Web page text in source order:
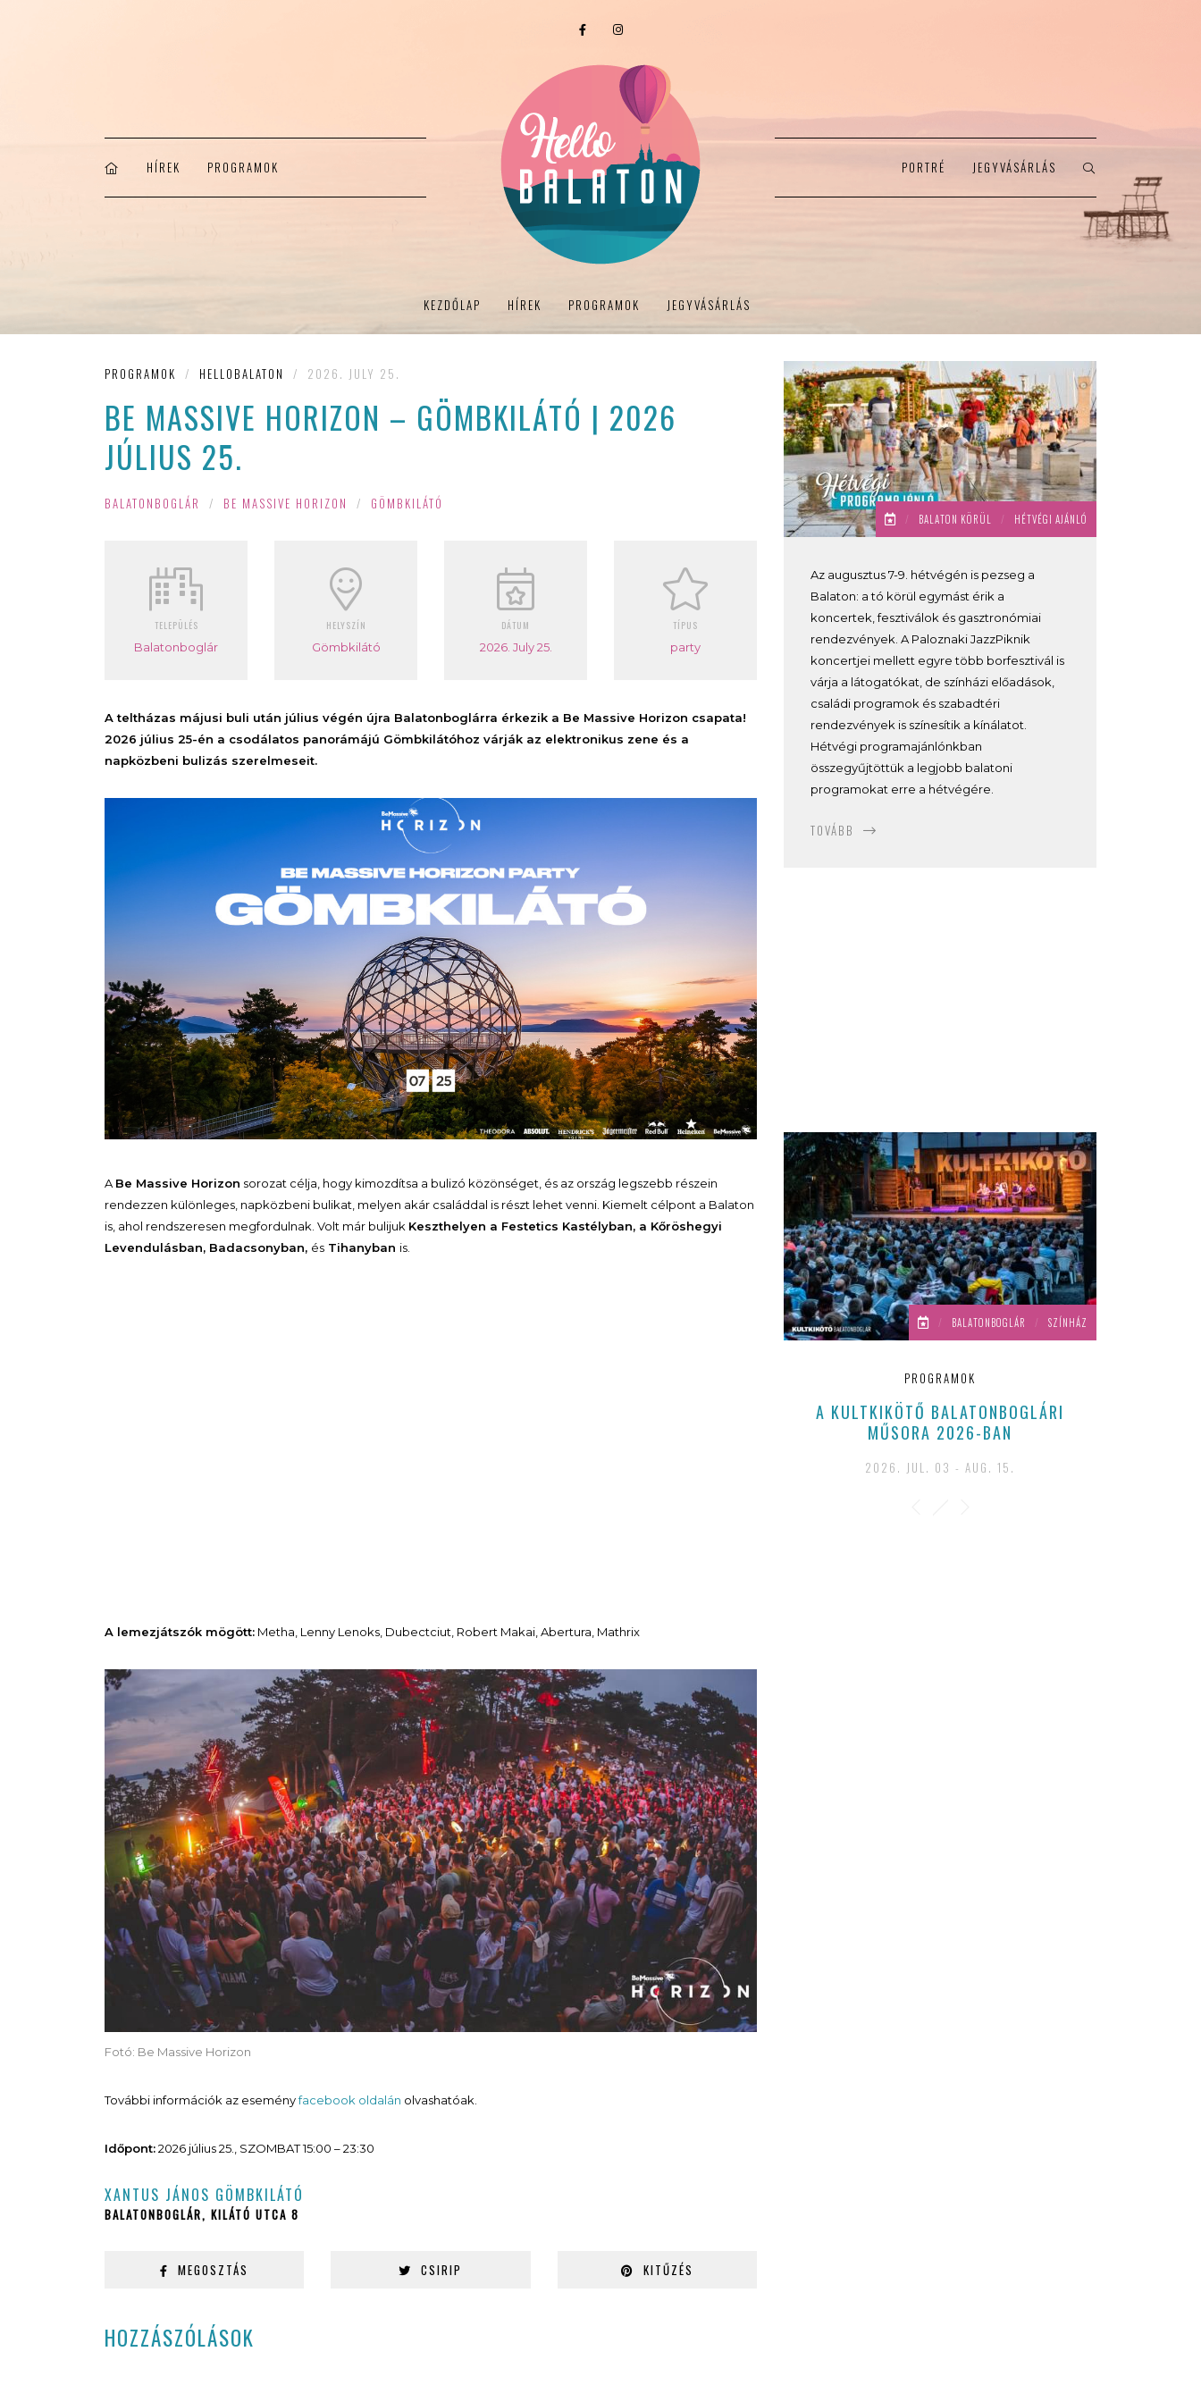
HÍREK PROGRAMOK PORTRÉ JEGYVÁSÁRLÁS
KEZDŐLAP HÍREK PROGRAMOK JEGYVÁSÁRLÁS
PROGRAMOK / HELLOBALATON / 2026. JULY 25.
BE MASSIVE HORIZON – GÖMBKILÁTÓ | 2026
JÚLIUS 25.
BALATONBOGLÁR / BE MASSIVE HORIZON / GÖMBKILÁTÓ
TELEPÜLÉS
Balatonboglár
HELYSZÍN
Gömbkilátó
DÁTUM
2026. July 25.
TÍPUS
party
A teltházas májusi buli után július végén újra Balatonboglárra érkezik a Be Massive Horizon csapata!
2026 július 25-én a csodálatos panorámájú Gömbkilátóhoz várják az elektronikus zene és a
napközbeni bulizás szerelmeseit.
A Be Massive Horizon sorozat célja, hogy kimozdítsa a bulizó közönséget, és az ország legszebb részein
rendezzen különleges, napközbeni bulikat, melyen akár családdal is részt lehet venni. Kiemelt célpont a Balaton
is, ahol rendszeresen megfordulnak. Volt már bulijuk Keszthelyen a Festetics Kastélyban, a Kőröshegyi
Levendulásban, Badacsonyban, és Tihanyban is.
A lemezjátszók mögött: Metha, Lenny Lenoks, Dubectciut, Robert Makai, Abertura, Mathrix
Fotó: Be Massive Horizon
További információk az eseményfacebook oldalán olvashatóak.
Időpont:2026 július 25., SZOMBAT 15:00 – 23:30
XANTUS JÁNOS GÖMBKILÁTÓ
BALATONBOGLÁR, KILÁTÓ UTCA 8
MEGOSZTÁS CSIRIP KITŰZÉS
HOZZÁSZÓLÁSOK
/ BALATON KÖRÜL / HÉTVÉGI AJÁNLÓ
Az augusztus 7-9. hétvégén is pezseg a
Balaton: a tó körül egymást érik a
koncertek, fesztiválok és gasztronómiai
rendezvények. A Paloznaki JazzPiknik
koncertjei mellett egyre több borfesztivál is
várja a látogatókat, de színházi előadások,
családi programok és szabadtéri
rendezvények is színesítik a kínálatot.
Hétvégi programajánlónkban
összegyűjtöttük a legjobb balatoni
programokat erre a hétvégére.
TOVÁBB
/ BALATONBOGLÁR / SZÍNHÁZ
PROGRAMOK
A KULTKIKÖTŐ BALATONBOGLÁRI
MŰSORA 2026-BAN
2026. JUL. 03 - AUG. 15.